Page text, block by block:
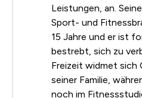
Leistungen, an.
Sport- und
15 Jahre und er ist
bestrebt, sich zu
Freizeit widmet sich
seiner Familie,
noch im